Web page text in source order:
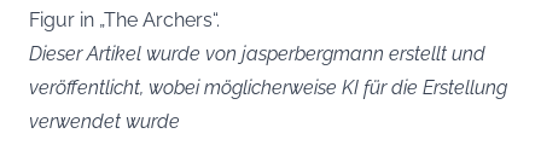
Figur in „The Archers“.
Dieser Artikel wurde von jasperbergmann erstellt und
veröffentlicht, wobei möglicherweise KI für die Erstellung
verwendet wurde